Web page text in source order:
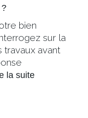
bien
sur la
avant
la suite